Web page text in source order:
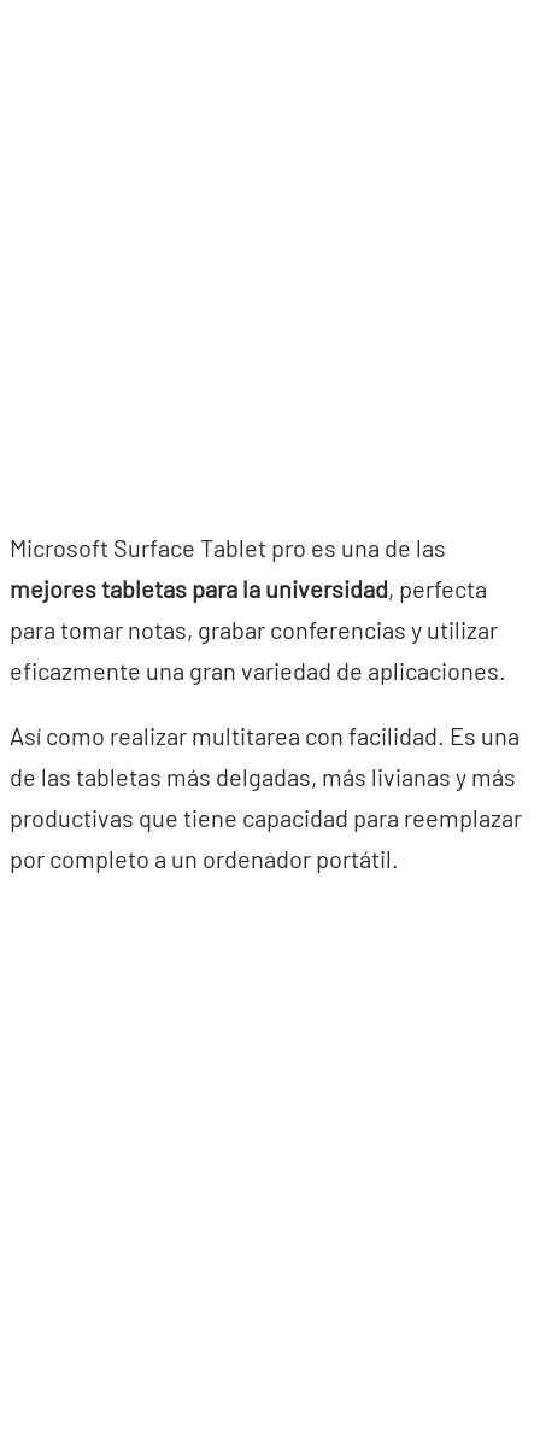
Microsoft Surface Tablet pro es una de las
mejores tabletas para la universidad, perfecta
para tomar notas, grabar conferencias y utilizar
eficazmente una gran variedad de aplicaciones.
Así como realizar multitarea con facilidad. Es una
de las tabletas más delgadas, más livianas y más
productivas que tiene capacidad para reemplazar
por completo a un ordenador portátil.